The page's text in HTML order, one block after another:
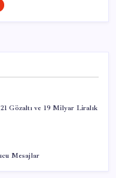
Gözaltı ve 19 Milyar Liralık
Mesajlar